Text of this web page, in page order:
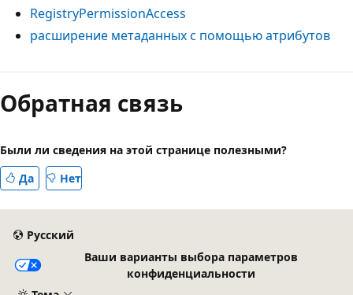
RegistryPermissionAccess
расширение метаданных с помощью атрибутов
Обратная связь
Были ли сведения на этой странице полезными?
Да
Нет
Русский
Ваши варианты выбора параметров
конфиденциальности